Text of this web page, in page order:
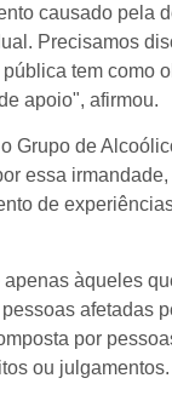
causado pela
Precisamos
tem como
apoio", afirmou.
Grupo de
essa
de
àqueles
afetadas
por
ou julgamentos.